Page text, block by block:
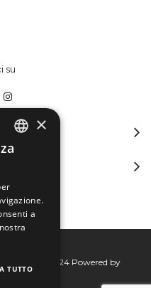
su
06076830824 Powered by
×
a
TUTTO